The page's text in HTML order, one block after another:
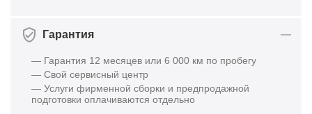
Гарантия
— Гарантия 12 месяцев или 6 000 км по пробегу
— Свой сервисный центр
— Услуги фирменной сборки и предпродажной
подготовки оплачиваются отдельно